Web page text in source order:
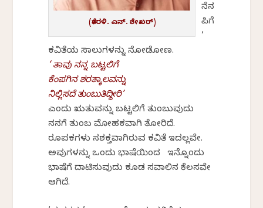
(ತೇರಳಿ. ಎನ್. ಶೇಖರ್)
ನೆನ
ಪಿಗೆ
‘
ಕವಿತೆಯ ಸಾಲುಗಳನ್ನು ನೋಡೋಣ.
‘ ತಾವು ನನ್ನ ಬಟ್ಟಲಿಗೆ
ಕೆಂಪಗಿನ ಶರತ್ಕಾಲವನ್ನು
ನಿಲ್ಲಿಸದೆ ತುಂಬುತಿದ್ದೀರಿ’
ಎಂದು ಋತುವನ್ನು ಬಟ್ಟಲಿಗೆ ತುಂಬುವುದು
ನನಗೆ ತುಂಬ ಮೋಹಕವಾಗಿ ತೋರಿದೆ.
ರೂಪಕಗಳು ಸಶಕ್ತವಾಗಿರುವ ಕವಿತೆ ಇದಲ್ಲವೇ.
ಅವುಗಳನ್ನು ಒಂದು ಭಾಷೆಯಿಂದ ಇನ್ನೊಂದು
ಭಾಷೆಗೆ ದಾಟಿಸುವುದು ಕೂಡ ಸವಾಲಿನ ಕೆಲಸವೇ
ಆಗಿದೆ.